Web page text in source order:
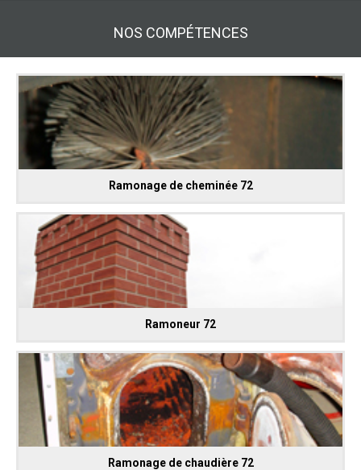
NOS COMPÉTENCES
Ramonage de cheminée 72
Ramoneur 72
Ramonage de chaudière 72